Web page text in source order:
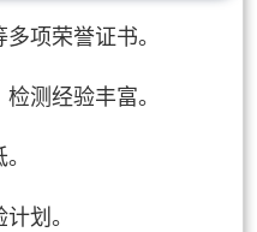
项荣誉证书。
测经验丰富。
划。